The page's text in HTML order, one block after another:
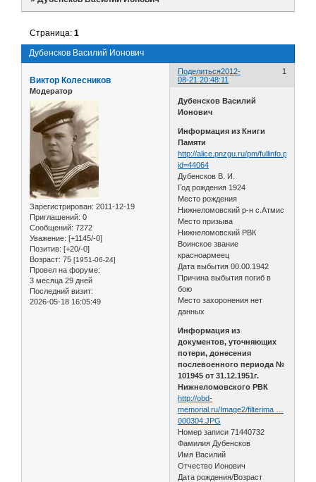
Дубенсков Василий Ионович
Страница:1
Поделиться 1
2012-
08-21 20:48:11
Виктор Колесников
Модератор
Зарегистрирован: 2011-12-19
Приглашений: 0
Сообщений: 7272
Уважение: [+1145/-0]
Позитив: [+20/-0]
Возраст: 75 [1951-06-24]
Провел на форуме:
3 месяца 29 дней
Последний визит:
2026-05-18 16:05:49
Дубенсков Василий
Ионович
Информация из Книги
Памяти
http://alice.pnzgu.ru/pm/fullinfo.php?
id=44064
Дубенсков В. И.
Год рождения 1924
Место рождения
Нижнеломовский р-н с.Атмис
Место призыва
Нижнеломовский РВК
Воинское звание
красноармеец
Дата выбытия 00.00.1942
Причина выбытия погиб в
бою
Место захоронения нет
данных
Информация из
документов, уточняющих
потери, донесения
послевоенного периода №
101945 от 31.12.1951г.
Нижнеломовского РВК
http://obd-
memorial.ru/Image2/filterima …
000304.JPG
Номер записи 71440732
Фамилия Дубенсков
Имя Василий
Отчество Ионович
Дата рождения/Возраст